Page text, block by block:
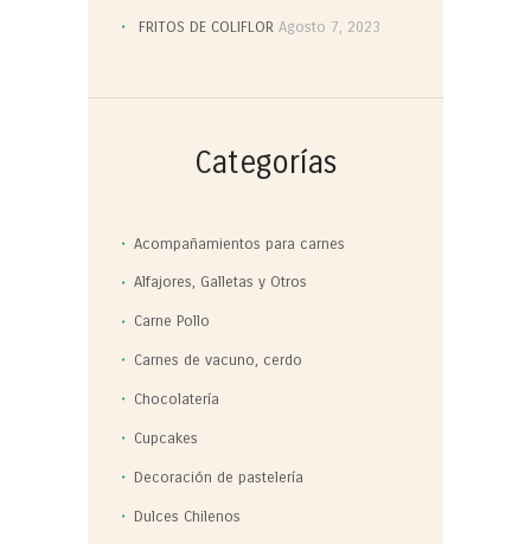
FRITOS DE COLIFLOR Agosto 7, 2023
Categorías
Acompañamientos para carnes
Alfajores, Galletas y Otros
Carne Pollo
Carnes de vacuno, cerdo
Chocolatería
Cupcakes
Decoración de pastelería
Dulces Chilenos